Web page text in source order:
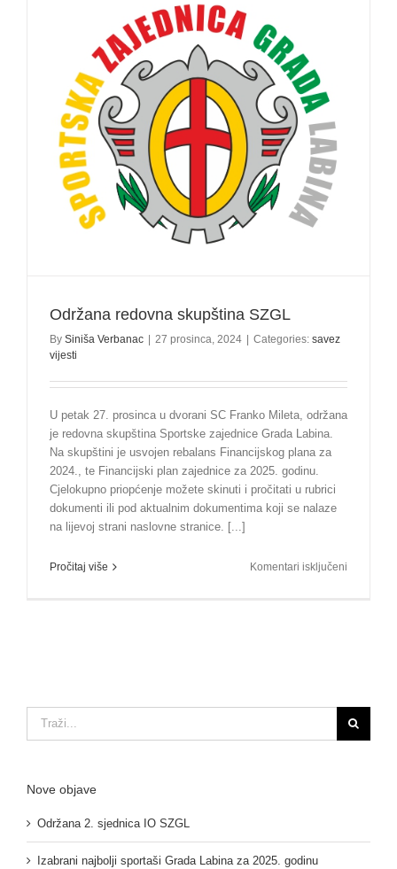
Održana redovna skupština SZGL
By Siniša Verbanac | 27 prosinca, 2024 | Categories: savez
vijesti
U petak 27. prosinca u dvorani SC Franko Mileta, održana
je redovna skupština Sportske zajednice Grada Labina.
Na skupštini je usvojen rebalans Financijskog plana za
2024., te Financijski plan zajednice za 2025. godinu.
Cjelokupno priopćenje možete skinuti i pročitati u rubrici
dokumenti ili pod aktualnim dokumentima koji se nalaze
na lijevoj strani naslovne stranice. [...]
Pročitaj više Komentari isključeni
Nove objave
Održana 2. sjednica IO SZGL
Izabrani najbolji sportaši Grada Labina za 2025. godinu